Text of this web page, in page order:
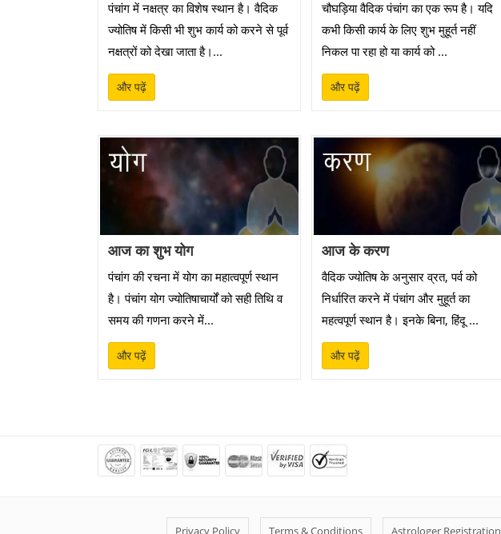
पंचांग में नक्षत्र का विशेष स्थान है। वैदिक
ज्योतिष में किसी भी शुभ कार्य को करने से पूर्व
नक्षत्रों को देखा जाता है।...
और पढ़ें
चौघड़िया वैदिक पंचांग का एक रूप है। यदि
कभी किसी कार्य के लिए शुभ मुहूर्त नहीं
निकल पा रहा हो या कार्य को ...
और पढ़ें
आज का शुभ योग
पंचांग की रचना में योग का महात्वपूर्ण स्थान
है। पंचांग योग ज्योतिषाचार्यों को सही तिथि व
समय की गणना करने में...
और पढ़ें
आज के करण
वैदिक ज्योतिष के अनुसार व्रत, पर्व को
निर्धारित करने में पंचांग और मुहूर्त का
महत्वपूर्ण स्थान है। इनके बिना, हिंदू ...
और पढ़ें
Privacy Policy Terms & Conditions Astrologer Registration